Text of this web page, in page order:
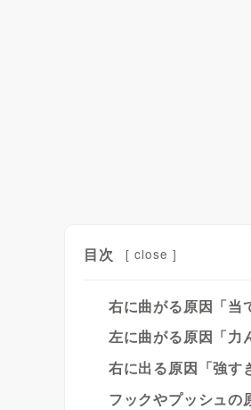
目次 [ close ]
右に曲がる原因「当
左に曲がる原因「力
右に出る原因「強す
フックやプッシュの